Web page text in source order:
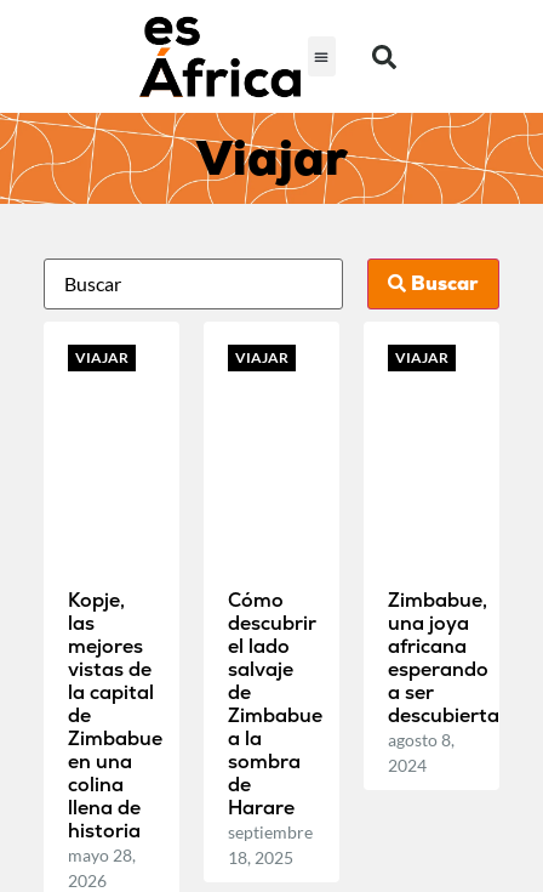
Viajar
Buscar
VIAJAR
Kopje,
las
mejores
vistas de
la capital
de
Zimbabue
en una
colina
llena de
historia
mayo 28,
2026
VIAJAR
Cómo
descubrir
el lado
salvaje
de
Zimbabue
a la
sombra
de
Harare
septiembre
18, 2025
VIAJAR
Zimbabue,
una joya
africana
esperando
a ser
descubierta
agosto 8,
2024